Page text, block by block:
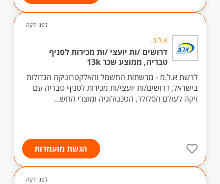
לפני דקה
א.ל.מ.
דרושים /ות יועצי /ות מכירות לסניף
טבריה, ממוצע שכר 13k
לרשת א.ל.מ - מרשתות החשמל והאלקטרוניקה הגדולות
בישראל, דרושים/ות יועצי/ות מכירות לסניף טבריה עם
זיקה לעולם הסלולר, הטכנולוגיה ומוצרי החש...
הגשת מועמדות
לפני דקה